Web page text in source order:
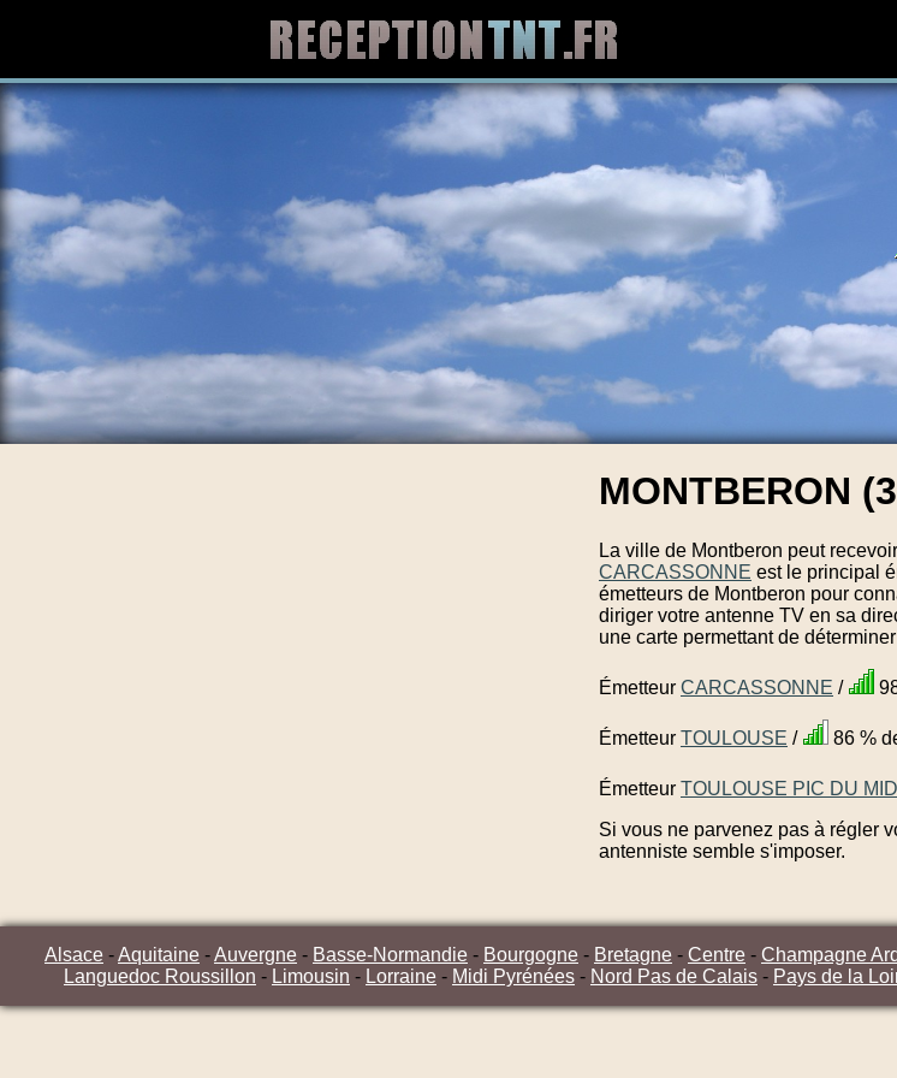
MONTBERON
La ville de Montberon peut
CARCASSONNE est le principal
émetteurs de Montberon pour
diriger votre antenne TV en sa
une carte permettant de
Émetteur CARCASSONNE /
Émetteur TOULOUSE / 86 %
Émetteur TOULOUSE PIC DU MIDI
Si vous ne parvenez pas à régler
antenniste semble s'imposer.
Alsace -Aquitaine -Auvergne - Basse-Normandie - Bourgogne - Bretagne - Centre - Champagne
Languedoc Roussillon - Limousin - Lorraine - Midi Pyrénées - Nord Pas de Calais - Pays de la